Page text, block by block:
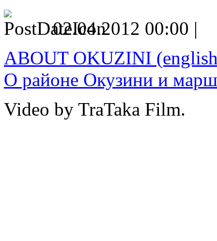
02.04.2012 00:00 |
ABOUT OKUZINI
О районе Окузини и
Video by TraTaka Film.